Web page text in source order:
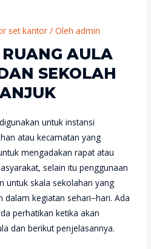
set kantor / Oleh admin
AULA
SEKOLAH
untuk instansi
atau kecamatan yang
mengadakan rapat atau
selain itu penggunaan
untuk skala sekolahan yang
dalam kegiatan sehari−hari. Ada
perhatikan ketika akan
dan berikut penjelasannya.